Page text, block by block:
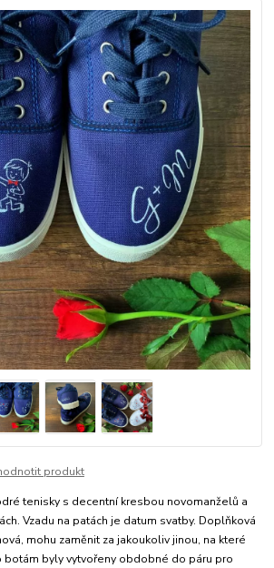
produkt
tenisky s decentní kresbou novomanželů a
Vzadu na patách je datum svatby. Doplňková
mohu zaměnit za jakoukoliv jinou, na které
botám byly vytvořeny obdobné do páru pro